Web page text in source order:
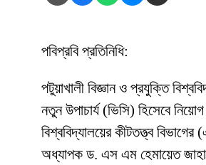
পবিপ্রবি প্রতিনিধি:
পটুয়াখালী বিজ্ঞান ও প্রযুক্তি
নতুন উপাচার্য (ভিসি) হিসেবে
বিশ্ববিদ্যালয়ের কীটতত্ত্ব
অধ্যাপক ড. এস এম হেমায়েত